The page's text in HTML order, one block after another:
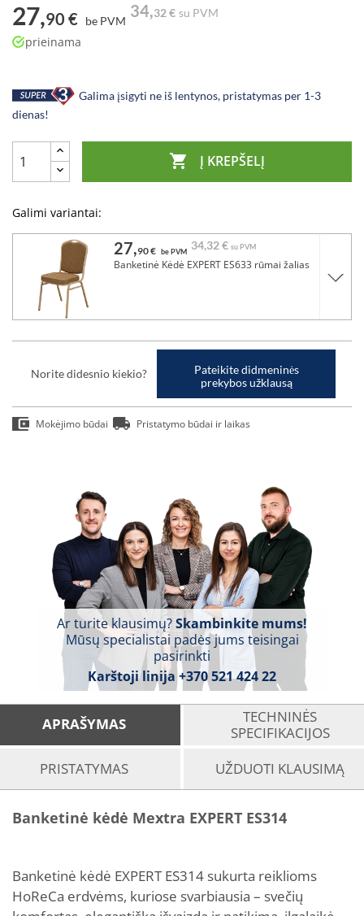
27,90 € be PVM
34,32 € su PVM
prieinama
Galima įsigyti ne iš lentynos, pristatymas per 1-3
dienas!
 Į KREPŠELĮ
Galimi variantai:
27,90 € be PVM 34,32 € su PVM
Banketinė Kėdė EXPERT ES633 rūmai žalias
Norite didesnio kiekio?
Pateikite didmeninės
prekybos užklausą
Mokėjimo būdai Pristatymo būdai ir laikas
Ar turite klausimų?Skambinkite mums!
Mūsų specialistai padės jums teisingai
pasirinkti
Karštoji linija +370 521 424 22
APRAŠYMAS
TECHNINĖS
SPECIFIKACIJOS
PRISTATYMAS
UŽDUOTI KLAUSIMĄ
Banketinė kėdė Mextra EXPERT ES314
Banketinė kėdė EXPERT ES314 sukurta reiklioms
HoReCa erdvėms, kuriose svarbiausia – svečių